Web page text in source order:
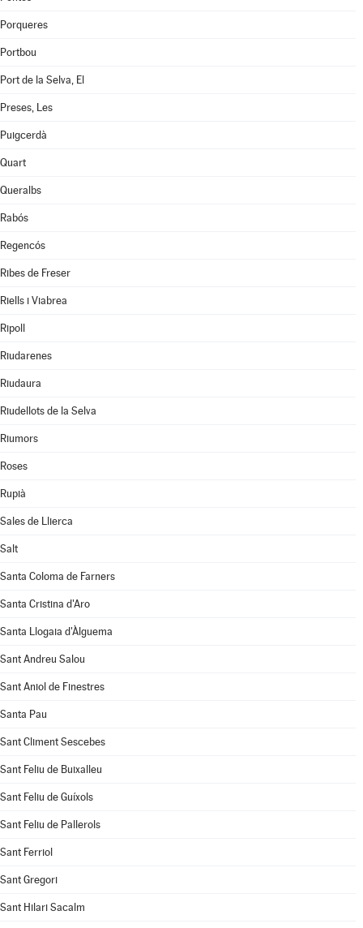
Porqueres
Portbou
Port de la Selva, El
Preses, Les
Puigcerdà
Quart
Queralbs
Rabós
Regencós
Ribes de Freser
Riells i Viabrea
Ripoll
Riudarenes
Riudaura
Riudellots de la Selva
Riumors
Roses
Rupià
Sales de Llierca
Salt
Santa Coloma de Farners
Santa Cristina d'Aro
Santa Llogaia d'Àlguema
Sant Andreu Salou
Sant Aniol de Finestres
Santa Pau
Sant Climent Sescebes
Sant Feliu de Buixalleu
Sant Feliu de Guíxols
Sant Feliu de Pallerols
Sant Ferriol
Sant Gregori
Sant Hilari Sacalm